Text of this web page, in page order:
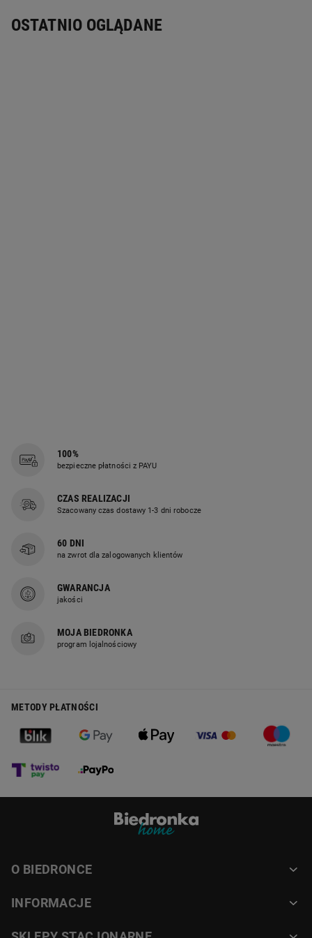
OSTATNIO OGLĄDANE
100%
bezpieczne płatności z PAYU
CZAS REALIZACJI
Szacowany czas dostawy 1-3 dni robocze
60 DNI
na zwrot dla zalogowanych klientów
GWARANCJA
jakości
MOJA BIEDRONKA
program lojalnościowy
METODY PŁATNOŚCI
O BIEDRONCE
INFORMACJE